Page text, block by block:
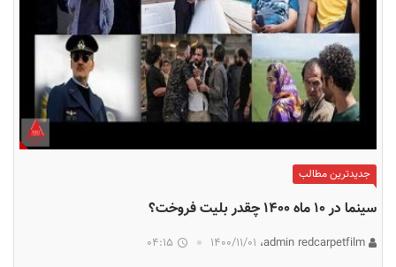
جدیدترین مطالب
سینما در ۱۰ ماه ۱۴۰۰ چقدر بلیت فروخت؟
۱۴۰۰/۱۱/۰۱ 04:15